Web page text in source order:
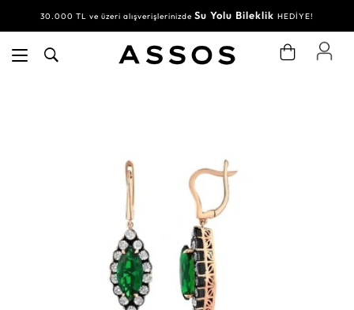
30.000 TL ve üzeri alışverişlerinizde Su Yolu Bileklik HEDİYE!